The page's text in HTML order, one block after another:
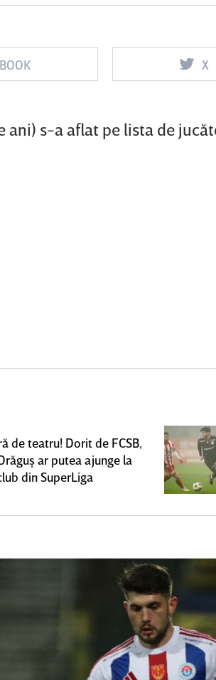
X
ani) s-a aflat pe lista de
de teatru! Dorit de FCSB,
ar putea ajunge la
din SuperLiga
Sepsi OSK Sf
Vs
FCSB